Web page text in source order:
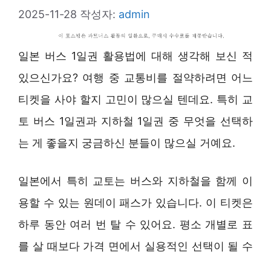
2025-11-28 작성자: admin
일본 버스 1일권 활용법에 대해 생각해 보신 적
있으신가요? 여행 중 교통비를 절약하려면 어느
티켓을 사야 할지 고민이 많으실 텐데요. 특히 교
토 버스 1일권과 지하철 1일권 중 무엇을 선택하
는 게 좋을지 궁금하신 분들이 많으실 거예요.
일본에서 특히 교토는 버스와 지하철을 함께 이
용할 수 있는 원데이 패스가 있습니다. 이 티켓은
하루 동안 여러 번 탈 수 있어요. 평소 개별로 표
를 살 때보다 가격 면에서 실용적인 선택이 될 수